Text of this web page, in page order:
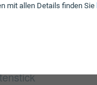
mit allen Details finden Sie